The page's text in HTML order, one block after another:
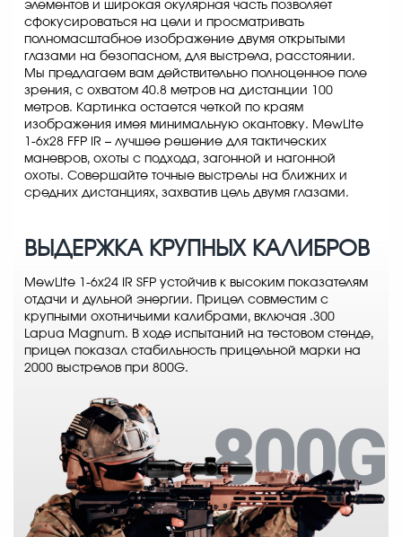
элементов и широкая окулярная часть позволяет
сфокусироваться на цели и просматривать
полномасштабное изображение двумя открытыми
глазами на безопасном, для выстрела, расстоянии.
Мы предлагаем вам действительно полноценное поле
зрения, с охватом 40.8 метров на дистанции 100
метров. Картинка остается четкой по краям
изображения имея минимальную окантовку. MewLite
1-6x28 FFP IR – лучшее решение для тактических
маневров, охоты с подхода, загонной и нагонной
охоты. Совершайте точные выстрелы на ближних и
средних дистанциях, захватив цель двумя глазами.
ВЫДЕРЖКА КРУПНЫХ КАЛИБРОВ
MewLite 1-6x24 IR SFP устойчив к высоким показателям
отдачи и дульной энергии. Прицел совместим с
крупными охотничьими калибрами, включая .300
Lapua Magnum. В ходе испытаний на тестовом стенде,
прицел показал стабильность прицельной марки на
2000 выстрелов при 800G.